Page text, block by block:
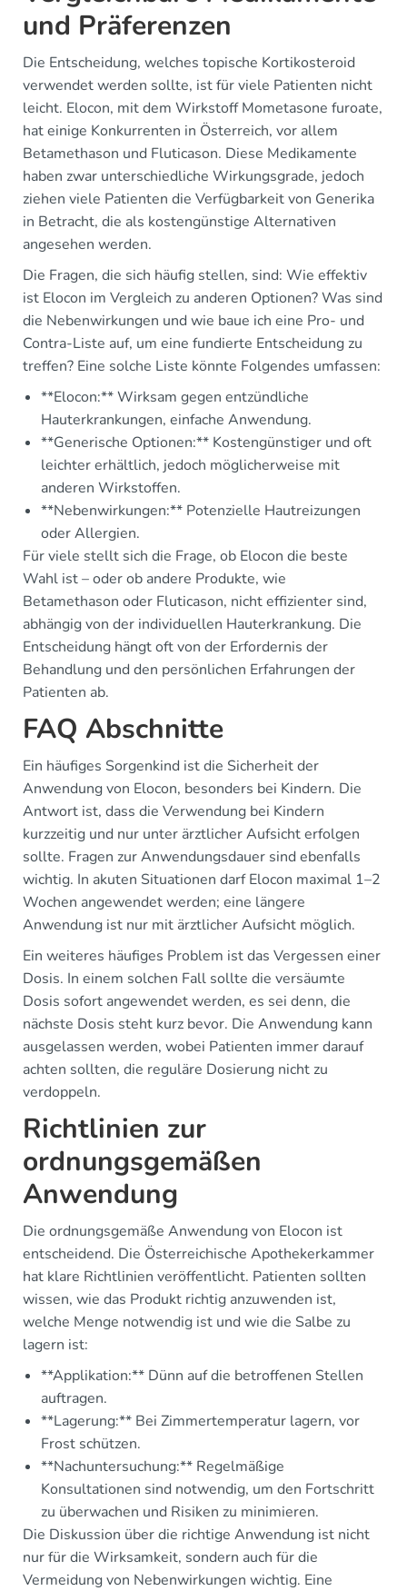
und Präferenzen
Die Entscheidung, welches topische Kortikosteroid
verwendet werden sollte, ist für viele Patienten nicht
leicht. Elocon, mit dem Wirkstoff Mometasone furoate,
hat einige Konkurrenten in Österreich, vor allem
Betamethason und Fluticason. Diese Medikamente
haben zwar unterschiedliche Wirkungsgrade, jedoch
ziehen viele Patienten die Verfügbarkeit von Generika
in Betracht, die als kostengünstige Alternativen
angesehen werden.
Die Fragen, die sich häufig stellen, sind: Wie effektiv
ist Elocon im Vergleich zu anderen Optionen? Was sind
die Nebenwirkungen und wie baue ich eine Pro- und
Contra-Liste auf, um eine fundierte Entscheidung zu
treffen? Eine solche Liste könnte Folgendes umfassen:
**Elocon:** Wirksam gegen entzündliche
Hauterkrankungen, einfache Anwendung.
**Generische Optionen:** Kostengünstiger und oft
leichter erhältlich, jedoch möglicherweise mit
anderen Wirkstoffen.
**Nebenwirkungen:** Potenzielle Hautreizungen
oder Allergien.
Für viele stellt sich die Frage, ob Elocon die beste
Wahl ist – oder ob andere Produkte, wie
Betamethason oder Fluticason, nicht effizienter sind,
abhängig von der individuellen Hauterkrankung. Die
Entscheidung hängt oft von der Erfordernis der
Behandlung und den persönlichen Erfahrungen der
Patienten ab.
FAQ Abschnitte
Ein häufiges Sorgenkind ist die Sicherheit der
Anwendung von Elocon, besonders bei Kindern. Die
Antwort ist, dass die Verwendung bei Kindern
kurzzeitig und nur unter ärztlicher Aufsicht erfolgen
sollte. Fragen zur Anwendungsdauer sind ebenfalls
wichtig. In akuten Situationen darf Elocon maximal 1–2
Wochen angewendet werden; eine längere
Anwendung ist nur mit ärztlicher Aufsicht möglich.
Ein weiteres häufiges Problem ist das Vergessen einer
Dosis. In einem solchen Fall sollte die versäumte
Dosis sofort angewendet werden, es sei denn, die
nächste Dosis steht kurz bevor. Die Anwendung kann
ausgelassen werden, wobei Patienten immer darauf
achten sollten, die reguläre Dosierung nicht zu
verdoppeln.
Richtlinien zur
ordnungsgemäßen
Anwendung
Die ordnungsgemäße Anwendung von Elocon ist
entscheidend. Die Österreichische Apothekerkammer
hat klare Richtlinien veröffentlicht. Patienten sollten
wissen, wie das Produkt richtig anzuwenden ist,
welche Menge notwendig ist und wie die Salbe zu
lagern ist:
**Applikation:** Dünn auf die betroffenen Stellen
auftragen.
**Lagerung:** Bei Zimmertemperatur lagern, vor
Frost schützen.
**Nachuntersuchung:** Regelmäßige
Konsultationen sind notwendig, um den Fortschritt
zu überwachen und Risiken zu minimieren.
Die Diskussion über die richtige Anwendung ist nicht
nur für die Wirksamkeit, sondern auch für die
Vermeidung von Nebenwirkungen wichtig. Eine